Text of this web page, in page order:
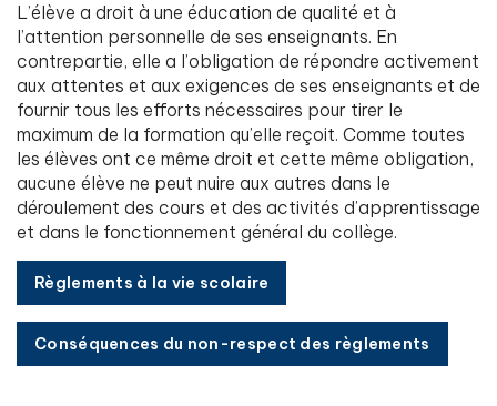
L’élève a droit à une éducation de qualité et à
l’attention personnelle de ses enseignants. En
contrepartie, elle a l’obligation de répondre activement
aux attentes et aux exigences de ses enseignants et de
fournir tous les efforts nécessaires pour tirer le
maximum de la formation qu’elle reçoit. Comme toutes
les élèves ont ce même droit et cette même obligation,
aucune élève ne peut nuire aux autres dans le
déroulement des cours et des activités d’apprentissage
et dans le fonctionnement général du collège.
Règlements à la vie scolaire
Conséquences du non-respect des règlements